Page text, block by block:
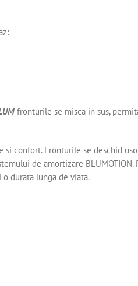
fronturile se misca in sus,
confort. Fronturile se deschid
de amortizare BLUMOTION.
durata lunga de viata.